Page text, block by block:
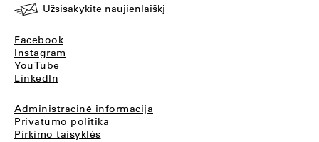
Užsisakykite naujienlaiškį
Facebook
Instagram
YouTube
LinkedIn
Administracinė informacija
Privatumo politika
Pirkimo taisyklės